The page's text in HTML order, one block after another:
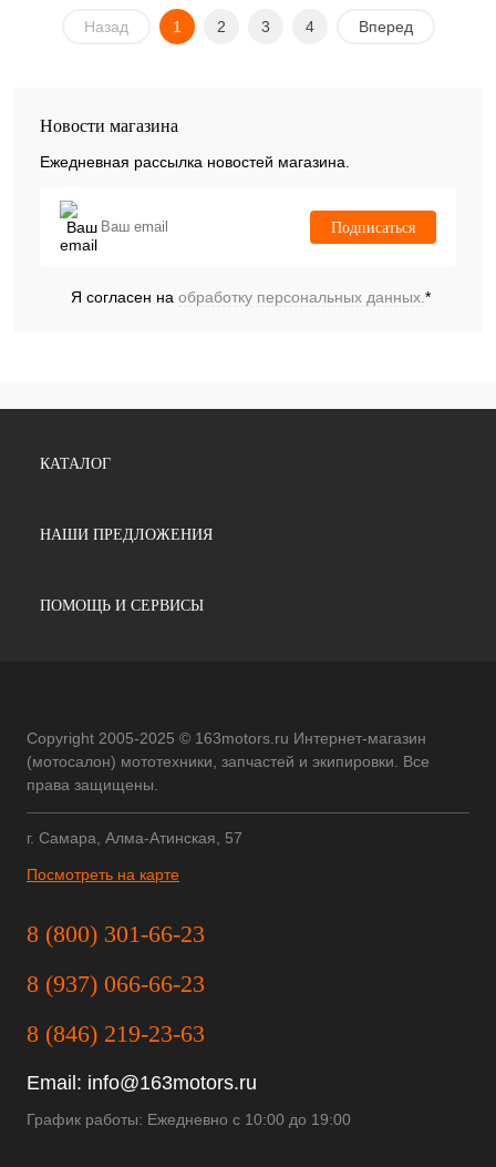
Назад 1 2 3 4 Вперед
Новости магазина
Ежедневная рассылка новостей магазина.
Подписаться
Я согласен на обработку персональных данных.*
КАТАЛОГ
НАШИ ПРЕДЛОЖЕНИЯ
ПОМОЩЬ И СЕРВИСЫ
Copyright 2005-2025 © 163motors.ru Интернет-магазин
(мотосалон) мототехники, запчастей и экипировки. Все
права защищены.
г. Самара, Алма-Атинская, 57
Посмотреть на карте
8 (800) 301-66-23
8 (937) 066-66-23
8 (846) 219-23-63
Email: info@163motors.ru
График работы: Ежедневно с 10:00 до 19:00